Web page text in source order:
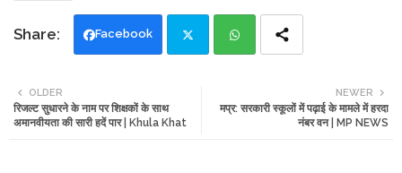
Facebook
ats
NEWER
मप्र: सरकारी स्कूलों में पढ़ाई के मामले में हरदा
नंबर वन | MP NEWS
OLDER
रिजल्ट सुधारने के नाम पर शिक्षकों के साथ
अमानवीयता की सारी हदें पार | Khula Khat